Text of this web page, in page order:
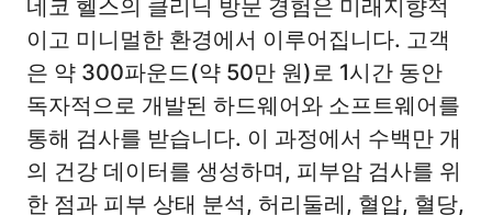
네코 헬스의 클리닉 방문 경험은 미래지향적
이고 미니멀한 환경에서 이루어집니다. 고객
은 약 300파운드(약 50만 원)로 1시간 동안
독자적으로 개발된 하드웨어와 소프트웨어를
통해 검사를 받습니다. 이 과정에서 수백만 개
의 건강 데이터를 생성하며, 피부암 검사를 위
한 점과 피부 상태 분석, 허리둘레, 혈압, 혈당,